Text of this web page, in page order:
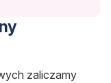
zaliczamy